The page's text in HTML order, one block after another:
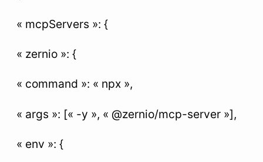
« mcpServers »: {
« zernio »: {
« command »: « npx »,
« args »: [« -y », « @zernio/mcp-server »],
« env »: {